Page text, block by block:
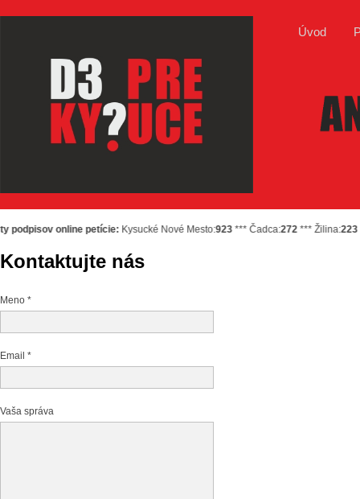
Úvod
online petície:Kysucké Nové Mesto:923*** Čadca:272*** Žilina:223***
Kontaktujte nás
Meno *
Email *
Vaša správa